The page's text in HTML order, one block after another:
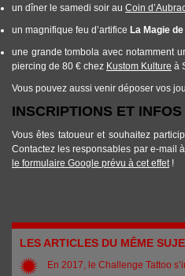
un dîner le samedi soir au Coin
un magnifique feu d’artifice La Magie
une grande tombola avec notamment
piercing de 80 € chez Kustom Kulture à
Vous pouvez aussi venir déposer vos
INSCRIPTIONS ET
Vous êtes tatoueur et souhaitez
Contactez les responsables par e-mail
le formulaire Google prévu à cet effet!
LES ARTICLES DU MÊME
En 2017, le Challenge Tattoo